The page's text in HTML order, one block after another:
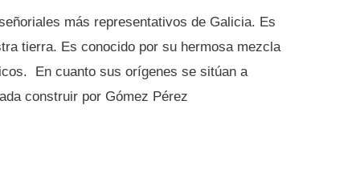
más representativos de Galicia. Es
tierra. Es conocido por su hermosa mezcla
En cuanto sus orígenes se sitúan a
construir por Gómez Pérez